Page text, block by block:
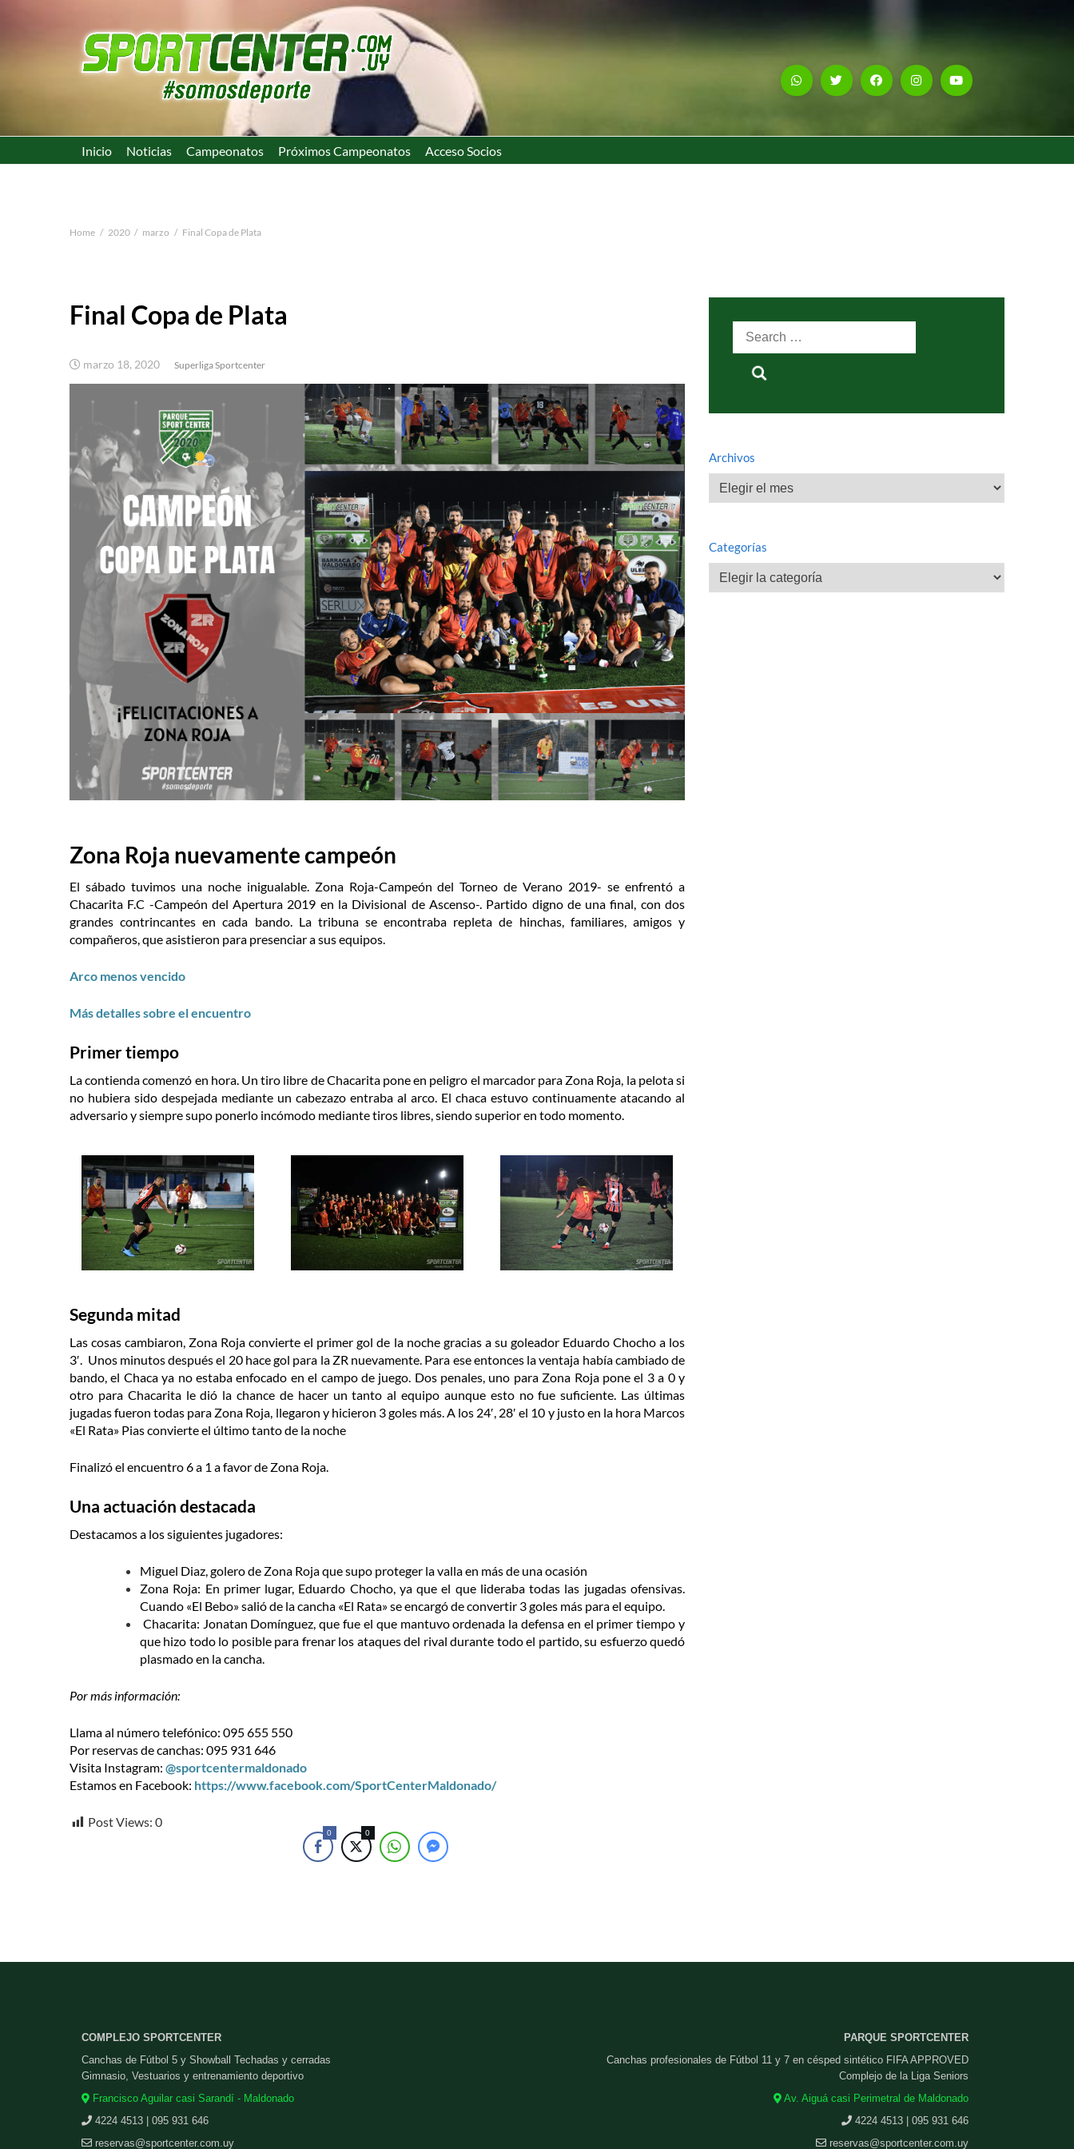
Inicio Noticias Campeonatos Próximos Campeonatos Acceso Socios
Home 2020 marzo Final Copa de Plata
Final Copa de Plata
marzo 18, 2020 Superliga Sportcenter
Zona Roja nuevamente campeón
El sábado tuvimos una noche inigualable. Zona Roja-Campeón del Torneo de Verano 2019- se enfrentó a
Chacarita F.C -Campeón del Apertura 2019 en la Divisional de Ascenso-. Partido digno de una final, con dos
grandes contrincantes en cada bando. La tribuna se encontraba repleta de hinchas, familiares, amigos y
compañeros, que asistieron para presenciar a sus equipos.
Arco menos vencido
Más detalles sobre el encuentro
Primer tiempo
La contienda comenzó en hora. Un tiro libre de Chacarita pone en peligro el marcador para Zona Roja, la pelota si
no hubiera sido despejada mediante un cabezazo entraba al arco. El chaca estuvo continuamente atacando al
adversario y siempre supo ponerlo incómodo mediante tiros libres, siendo superior en todo momento.
Segunda mitad
Las cosas cambiaron, Zona Roja convierte el primer gol de la noche gracias a su goleador Eduardo Chocho a los
3′. Unos minutos después el 20 hace gol para la ZR nuevamente. Para ese entonces la ventaja había cambiado de
bando, el Chaca ya no estaba enfocado en el campo de juego. Dos penales, uno para Zona Roja pone el 3 a 0 y
otro para Chacarita le dió la chance de hacer un tanto al equipo aunque esto no fue suficiente. Las últimas
jugadas fueron todas para Zona Roja, llegaron y hicieron 3 goles más. A los 24′, 28′ el 10 y justo en la hora Marcos
«El Rata» Pias convierte el último tanto de la noche
Finalizó el encuentro 6 a 1 a favor de Zona Roja.
Una actuación destacada
Destacamos a los siguientes jugadores:
Miguel Diaz, golero de Zona Roja que supo proteger la valla en más de una ocasión
Zona Roja: En primer lugar, Eduardo Chocho, ya que el que lideraba todas las jugadas ofensivas.
Cuando «El Bebo» salió de la cancha «El Rata» se encargó de convertir 3 goles más para el equipo.
Chacarita: Jonatan Domínguez, que fue el que mantuvo ordenada la defensa en el primer tiempo y
que hizo todo lo posible para frenar los ataques del rival durante todo el partido, su esfuerzo quedó
plasmado en la cancha.
Por más información:
Llama al número telefónico: 095 655 550
Por reservas de canchas: 095 931 646
Visita Instagram: @sportcentermaldonado
Estamos en Facebook: https://www.facebook.com/SportCenterMaldonado/
Post Views: 0
0 0
Search
for:
Archivos
Archivos
Categorías
Categorías
COMPLEJO SPORTCENTER
Canchas de Fútbol 5 y Showball Techadas y cerradas
Gimnasio, Vestuarios y entrenamiento deportivo
Francisco Aguilar casi Sarandí - Maldonado
4224 4513 | 095 931 646
reservas@sportcenter.com.uy
PARQUE SPORTCENTER
Canchas profesionales de Fútbol 11 y 7 en césped sintético FIFA APPROVED
Complejo de la Liga Seniors
Av. Aiguá casi Perimetral de Maldonado
4224 4513 | 095 931 646
reservas@sportcenter.com.uy